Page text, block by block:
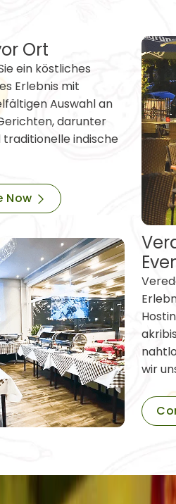
Ort
ein köstliches
Erlebnis mit
Auswahl an
darunter
traditionelle indische
Now
wir